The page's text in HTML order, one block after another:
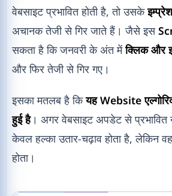
वेबसाइट प्रभावित होती है, तो उसके
अचानक तेजी से गिर जाते हैं। जैसे इस
सकता है कि जनवरी के अंत मेंक्लिक और
और फिर तेजी से गिर गए।
इसका मतलब है कियह Website
हुई है। अगर वेबसाइट अपडेट से प्रभावित
केवल हल्का उतार-चढ़ाव होता है, लेकिन
होता।